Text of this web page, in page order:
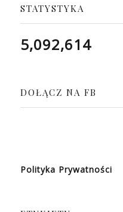
STATYSTYKA
5,092,614
DOŁĄCZ NA FB
Polityka Prywatności